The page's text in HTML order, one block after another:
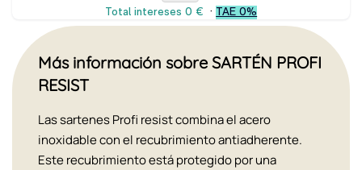
Más información sobre SARTÉN PROFI
RESIST
Las sartenes Profi resist combina el acero
inoxidable con el recubrimiento antiadherente.
Este recubrimiento está protegido por una